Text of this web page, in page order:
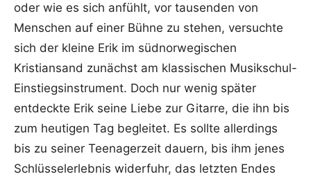
oder wie es sich anfühlt, vor tausenden von
Menschen auf einer Bühne zu stehen, versuchte
sich der kleine Erik im südnorwegischen
Kristiansand zunächst am klassischen Musikschul-
Einstiegsinstrument. Doch nur wenig später
entdeckte Erik seine Liebe zur Gitarre, die ihn bis
zum heutigen Tag begleitet. Es sollte allerdings
bis zu seiner Teenagerzeit dauern, bis ihm jenes
Schlüsselerlebnis widerfuhr, das letzten Endes